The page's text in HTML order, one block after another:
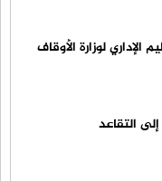
الإداري لوزارة الأوقاف
التقاعد